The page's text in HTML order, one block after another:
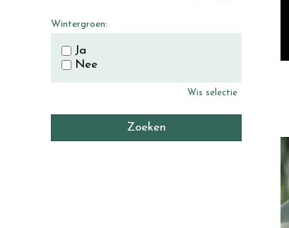
Wit
Zwart
Wintergroen:
Ja
Nee
Wis selectie